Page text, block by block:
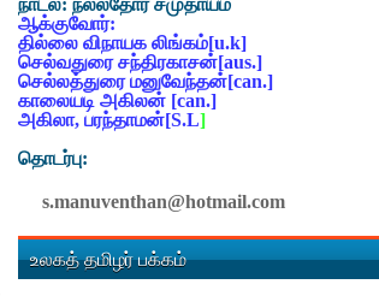
நாடல்: நல்லதோர் சமுதாயம்
ஆக்குவோர்:
தில்லை விநாயக லிங்கம்[u.k]
செல்வதுரை சந்திரகாசன்[aus.]
செல்லத்துரை மனுவேந்தன்[can.]
காலையடி அகிலன் [can.]
அகிலா, பரந்தாமன்[S.L]
தொடர்பு:
s.manuventhan@hotmail.com
உலகத் தமிழர் பக்கம்